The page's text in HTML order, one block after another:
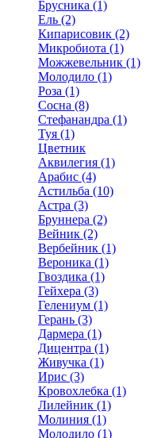
Брусника (1)
Ель (2)
Кипарисовик (2)
Микробиота (1)
Можжевельник (1)
Молодило (1)
Роза (1)
Сосна (8)
Стефанандра (1)
Туя (1)
Цветник
Аквилегия (1)
Арабис (4)
Астильба (10)
Астра (3)
Бруннера (2)
Вейник (2)
Вербейник (1)
Вероника (1)
Гвоздика (1)
Гейхера (3)
Гелениум (1)
Герань (3)
Дармера (1)
Дицентра (1)
Живучка (1)
Ирис (3)
Кровохлебка (1)
Лилейник (1)
Молиния (1)
Молодило (1)